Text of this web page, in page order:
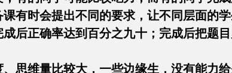
有时会提出不同的要求，让不同层面的
成后正确率达到百分之九十；完成后把
思维量比较大，一些边缘生，没有能力